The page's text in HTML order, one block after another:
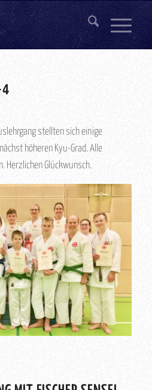
4
stellten sich einige
höheren Kyu-Grad. Alle
Herzlichen Glückwunsch.